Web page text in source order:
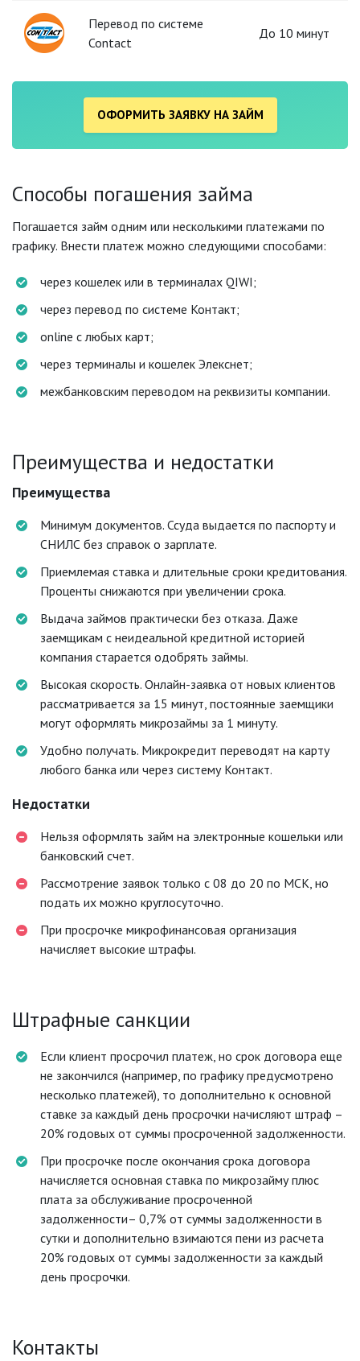
Перевод по системе
Contact
До 10 минут
ОФОРМИТЬ ЗАЯВКУ НА ЗАЙМ
Способы погашения займа
Погашается займ одним или несколькими платежами по
графику. Внести платеж можно следующими способами:
через кошелек или в терминалах QIWI;
через перевод по системе Контакт;
online с любых карт;
через терминалы и кошелек Элекснет;
межбанковским переводом на реквизиты компании.
Преимущества и недостатки
Преимущества
Минимум документов. Ссуда выдается по паспорту и
СНИЛС без справок о зарплате.
Приемлемая ставка и длительные сроки кредитования.
Проценты снижаются при увеличении срока.
Выдача займов практически без отказа. Даже
заемщикам с неидеальной кредитной историей
компания старается одобрять займы.
Высокая скорость. Онлайн-заявка от новых клиентов
рассматривается за 15 минут, постоянные заемщики
могут оформлять микрозаймы за 1 минуту.
Удобно получать. Микрокредит переводят на карту
любого банка или через систему Контакт.
Недостатки
Нельзя оформлять займ на электронные кошельки или
банковский счет.
Рассмотрение заявок только с 08 до 20 по МСК, но
подать их можно круглосуточно.
При просрочке микрофинансовая организация
начисляет высокие штрафы.
Штрафные санкции
Если клиент просрочил платеж, но срок договора еще
не закончился (например, по графику предусмотрено
несколько платежей), то дополнительно к основной
ставке за каждый день просрочки начисляют штраф –
20% годовых от суммы просроченной задолженности.
При просрочке после окончания срока договора
начисляется основная ставка по микрозайму плюс
плата за обслуживание просроченной
задолженности– 0,7% от суммы задолженности в
сутки и дополнительно взимаются пени из расчета
20% годовых от суммы задолженности за каждый
день просрочки.
Контакты